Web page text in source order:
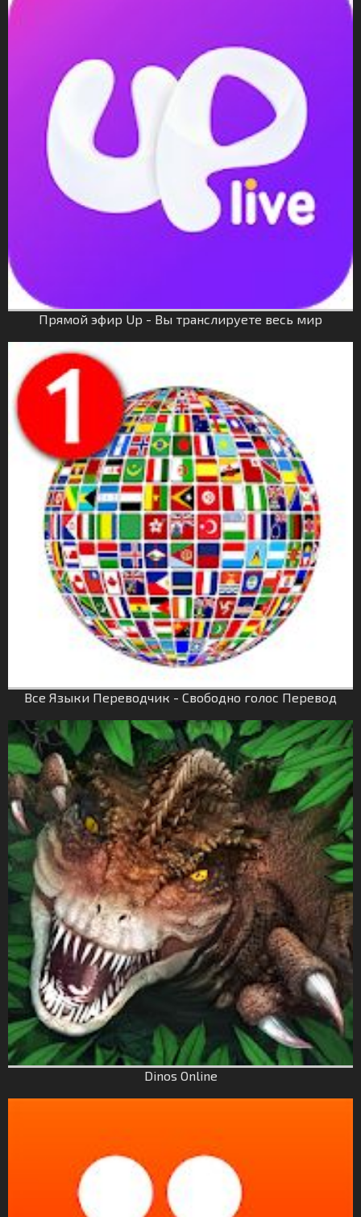
Прямой эфир Up - Вы транслируете весь мир
Все Языки Переводчик - Свободно голос Перевод
Dinos Online